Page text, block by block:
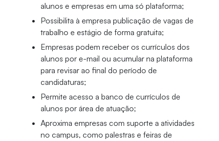
alunos e empresas em uma só plataforma;
Possibilita à empresa publicação de vagas de
trabalho e estágio de forma gratuita;
Empresas podem receber os currículos dos
alunos por e-mail ou acumular na plataforma
para revisar ao final do período de
candidaturas;
Permite acesso a banco de currículos de
alunos por área de atuação;
Aproxima empresas com suporte a atividades
no campus, como palestras e feiras de